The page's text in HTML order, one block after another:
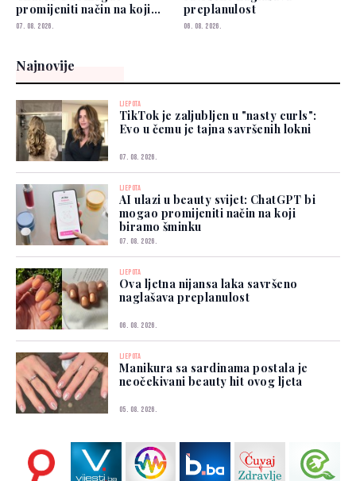
promijeniti način na koji
biramo šminku
07. 08. 2026.
preplanulost
06. 08. 2026.
Najnovije
LJEPOTA
TikTok je zaljubljen u "nasty curls":
Evo u čemu je tajna savršenih lokni
07. 08. 2026.
LJEPOTA
AI ulazi u beauty svijet: ChatGPT bi
mogao promijeniti način na koji
biramo šminku
07. 08. 2026.
LJEPOTA
Ova ljetna nijansa laka savršeno
naglašava preplanulost
06. 08. 2026.
LJEPOTA
Manikura sa sardinama postala je
neočekivani beauty hit ovog ljeta
05. 08. 2026.